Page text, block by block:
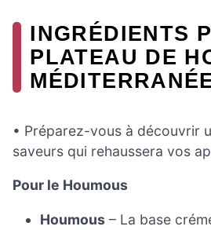
INGRÉDIENTS
PLATEAU DE
• Préparez-vous à découvrir
saveurs qui rehaussera vos
Pour le Houmous
Houmous – La base